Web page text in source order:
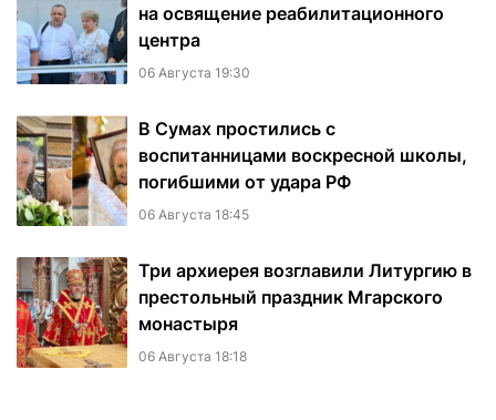
на освящение реабилитационного
центра
06 Августа 19:30
В Сумах простились с
воспитанницами воскресной школы,
погибшими от удара РФ
06 Августа 18:45
Три архиерея возглавили Литургию в
престольный праздник Мгарского
монастыря
06 Августа 18:18